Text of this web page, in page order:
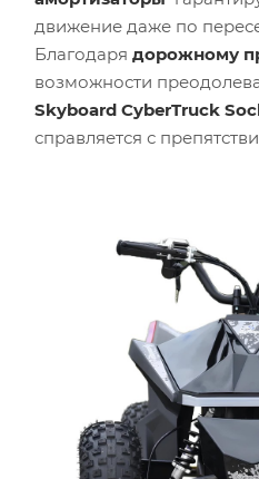
движение даже по
Благодаря дорожному
возможности
Skyboard CyberTruck
справляется с